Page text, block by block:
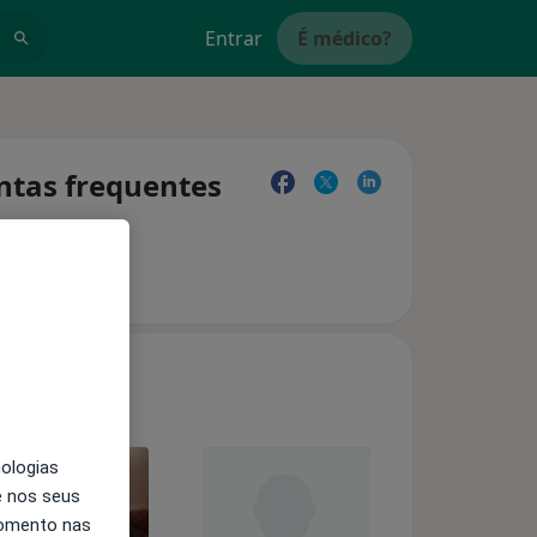
Entrar É médico?
frequentes
nos seus
nas